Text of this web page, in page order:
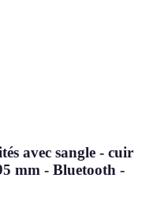
avec sangle - cuir
mm - Bluetooth -